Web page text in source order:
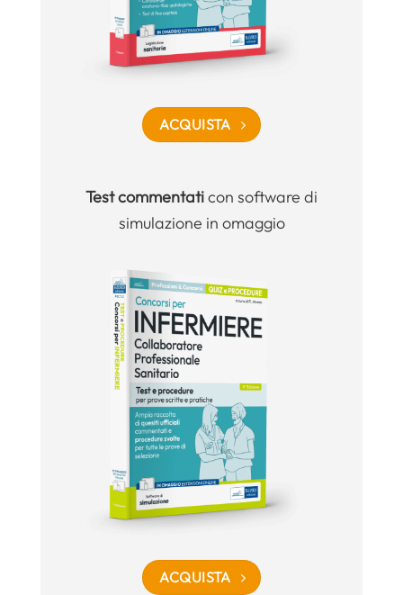
ACQUISTA
Test commentaticon software di
simulazione in omaggio
ACQUISTA